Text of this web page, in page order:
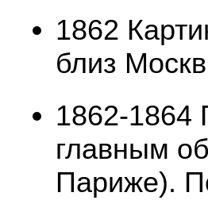
1862
близ
1862-1864
главным
Париже).